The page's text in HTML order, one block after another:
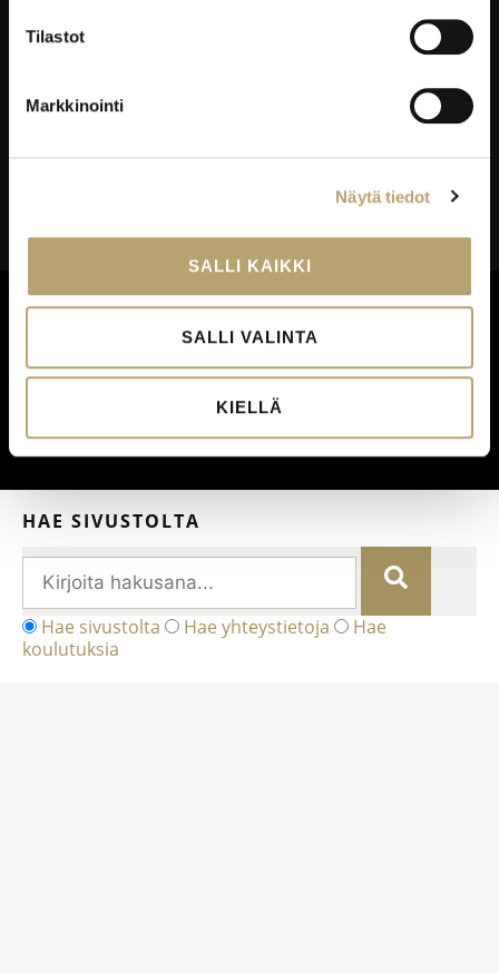
Tilastot
Markkinointi
Näytä tiedot
SALLI KAIKKI
SALLI VALINTA
KIELLÄ
Yhteystiedot
Avoimet työpaikat
Saavutettavuusseloste
Palautekanavat
HAE SIVUSTOLTA
Hae sivustolta Hae yhteystietoja
Hae
koulutuksia